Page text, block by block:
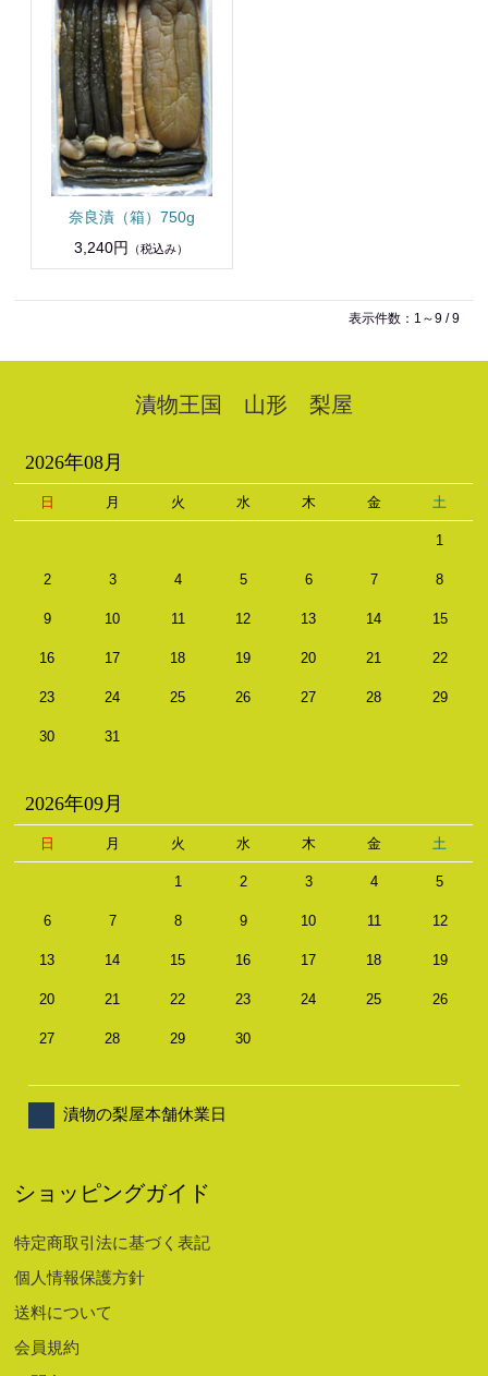
奈良漬（箱）750g
3,240円
（税込み）
表示件数：1～9 / 9
漬物王国 山形 梨屋
2026年08月
日 月 火 水 木 金 土
1
2 3 4 5 6 7 8
9 10 11 12 13 14 15
16 17 18 19 20 21 22
23 24 25 26 27 28 29
30 31
2026年09月
日 月 火 水 木 金 土
1 2 3 4 5
6 7 8 9 10 11 12
13 14 15 16 17 18 19
20 21 22 23 24 25 26
27 28 29 30
漬物の梨屋本舗休業日
ショッピングガイド
特定商取引法に基づく表記
個人情報保護方針
送料について
会員規約